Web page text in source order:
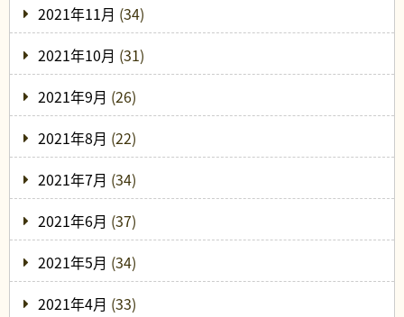
2021年11月 (34)
2021年10月 (31)
2021年9月 (26)
2021年8月 (22)
2021年7月 (34)
2021年6月 (37)
2021年5月 (34)
2021年4月 (33)